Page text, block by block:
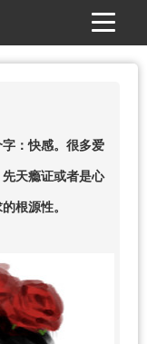
：快感。很多爱
天瘾证或者是心
根源性。